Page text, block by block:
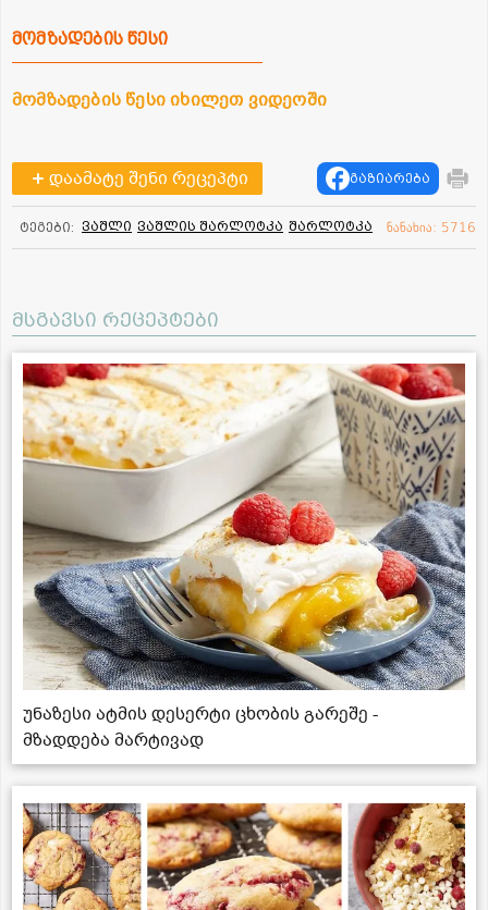
მომზადების წესი
მომზადების წესი იხილეთ ვიდეოში
დაამატე შენი რეცეპტი გაზიარება
ტეგები: ვაშლი ვაშლის შარლოტკა შარლოტკა ნანახია: 5716
მსგავსი რეცეპტები
უნაზესი ატმის დესერტი ცხობის გარეშე -
მზადდება მარტივად